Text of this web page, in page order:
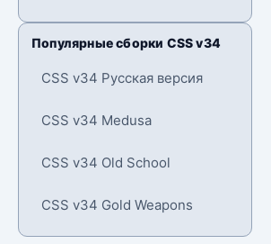
Популярные сборки CSS v34
CSS v34 Русская версия
CSS v34 Medusa
CSS v34 Old School
CSS v34 Gold Weapons